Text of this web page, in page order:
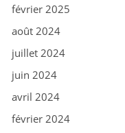
février 2025
août 2024
juillet 2024
juin 2024
avril 2024
février 2024